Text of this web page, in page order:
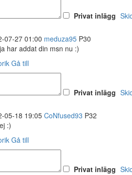
Privat inlägg
07-27 01:00 meduza95 P30
har addat din msn nu :)
Gå till
Privat inlägg
05-18 19:05 CoNfused93 P32
:)
Gå till
Privat inlägg